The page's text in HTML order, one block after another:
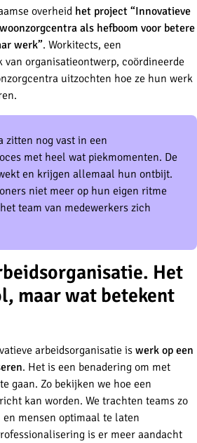
overheid het project “Innovatieve
als hefboom voor betere
werk”. Work­itects, een
organisatieontwerp, coördineerde
uitzochten hoe ze hun werk
zitten nog vast in een
met heel wat piekmomenten. De
en krijgen allemaal hun ontbijt.
niet meer op hun eigen ritme
team van medewerkers zich
Het
maar wat betekent
arbeidsorganisatie is werk op een
. Het is een benadering om met
gaan. Zo bekijken we hoe een
kan worden. We trachten teams zo
mensen optimaal te laten
is er meer aandacht